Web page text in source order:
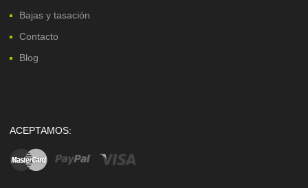
Bajas y tasación
Contacto
Blog
ACEPTAMOS: